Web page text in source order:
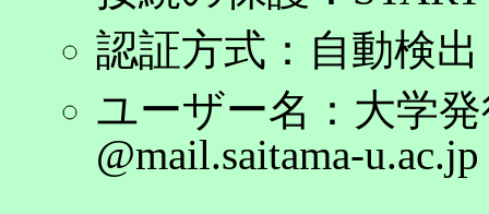
認証方式：自動検出
ユーザー名：大学
@mail.saitama-